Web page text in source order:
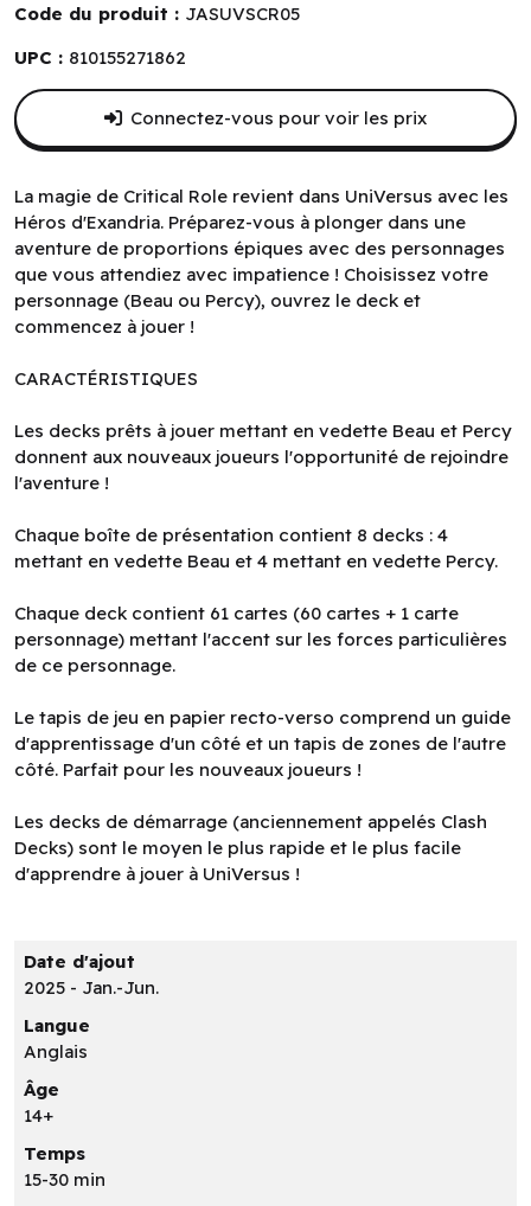
Code du produit : JASUVSCR05
UPC : 810155271862
La magie de Critical Role revient dans UniVersus avec les
Héros d'Exandria. Préparez-vous à plonger dans une
aventure de proportions épiques avec des personnages
que vous attendiez avec impatience ! Choisissez votre
personnage (Beau ou Percy), ouvrez le deck et
commencez à jouer !
CARACTÉRISTIQUES
Les decks prêts à jouer mettant en vedette Beau et Percy
donnent aux nouveaux joueurs l'opportunité de rejoindre
l'aventure !
Chaque boîte de présentation contient 8 decks : 4
mettant en vedette Beau et 4 mettant en vedette Percy.
Chaque deck contient 61 cartes (60 cartes + 1 carte
personnage) mettant l'accent sur les forces particulières
de ce personnage.
Le tapis de jeu en papier recto-verso comprend un guide
d'apprentissage d'un côté et un tapis de zones de l'autre
côté. Parfait pour les nouveaux joueurs !
Les decks de démarrage (anciennement appelés Clash
Decks) sont le moyen le plus rapide et le plus facile
d'apprendre à jouer à UniVersus !
Connectez-vous pour voir les prix
Date d'ajout
2025 - Jan.-Jun.
Langue
Anglais
Âge
14+
Temps
15-30 min